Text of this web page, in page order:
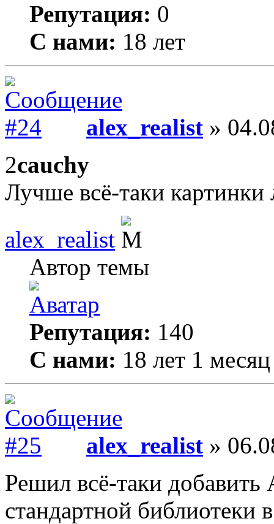
Репутация: 0
С нами: 18 лет
alex_realist »
2cauchy
Лучше всё-таки
alex_realist
Автор темы
Репутация: 140
С нами: 18 лет 1 месяц
alex_realist »
Решил всё-таки
стандартной библиотеки